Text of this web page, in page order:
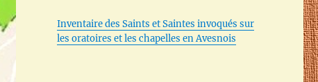
Inventaire des Saints et Saintes invoqués sur
les oratoires et les chapelles en Avesnois